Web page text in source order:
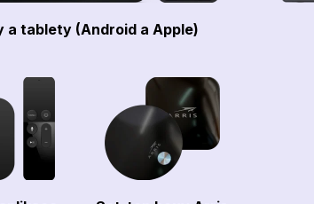
a tablety (Android a Apple)